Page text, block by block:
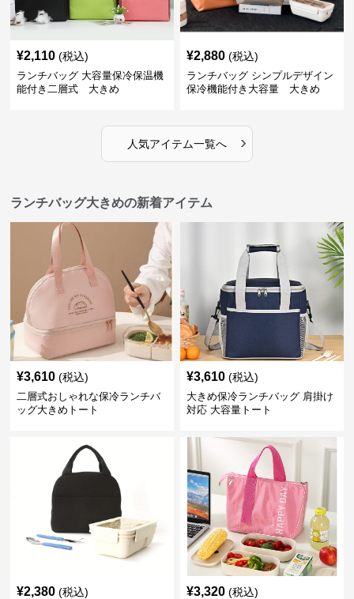
¥2,110 (税込)
ランチバッグ 大容量保冷保温機
能付き二層式 大きめ
¥2,880 (税込)
ランチバッグ シンプルデザイン
保冷機能付き大容量 大きめ
人気アイテム一覧へ ›
ランチバッグ大きめの新着アイテム
¥3,610 (税込)
二層式おしゃれな保冷ランチバ
ッグ大きめトート
¥3,610 (税込)
大きめ保冷ランチバッグ 肩掛け
対応 大容量トート
¥2,380 (税込) ¥3,320 (税込)